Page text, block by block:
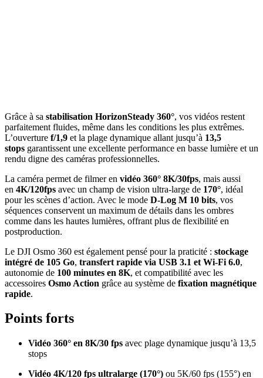
Grâce à sa stabilisation HorizonSteady 360°, vos vidéos restent
parfaitement fluides, même dans les conditions les plus extrêmes.
L’ouverture f/1,9 et la plage dynamique allant jusqu’à 13,5
stops garantissent une excellente performance en basse lumière et un
rendu digne des caméras professionnelles.
La caméra permet de filmer en vidéo 360° 8K/30fps, mais aussi
en 4K/120fps avec un champ de vision ultra-large de 170°, idéal
pour les scènes d’action. Avec le mode D-Log M 10 bits, vos
séquences conservent un maximum de détails dans les ombres
comme dans les hautes lumières, offrant plus de flexibilité en
postproduction.
Le DJI Osmo 360 est également pensé pour la praticité : stockage
intégré de 105 Go, transfert rapide via USB 3.1 et Wi-Fi 6.0,
autonomie de 100 minutes en 8K, et compatibilité avec les
accessoires Osmo Action grâce au système de fixation magnétique
rapide.
Points forts
Vidéo 360° en 8K/30 fps avec plage dynamique jusqu’à 13,5
stops
Vidéo 4K/120 fps ultralarge (170°) ou 5K/60 fps (155°) en